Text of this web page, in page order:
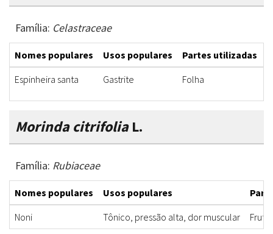
Família: Celastraceae
Nomes populares Usos populares Partes utilizadas
Espinheira santa
Gastrite Folha
Morinda citrifoliaL.
Família: Rubiaceae
Nomes populares Usos populares
Noni
Tônico, pressão alta, dor muscular Fruto